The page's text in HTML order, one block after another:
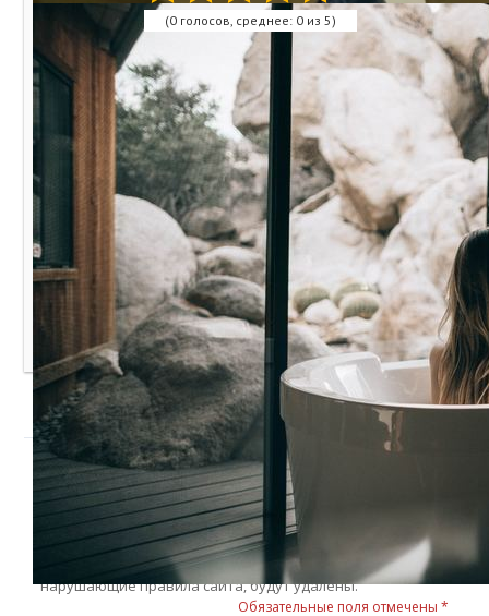
(0 голосов, среднее: 0 из 5)
Поделитесь с друзьями!
Похожие записи:
3 натуральных средства, которые легко заменят
дорогой кондиционер для белья
Как я легко вставляю выпавший шнурок в толстовку с
помощью трубочки для коктейля
Волосатая проблема: как быстро очистить слив ванны
Добавить комментарий
Войти с
помощью:
Уважаемые читатели! Мы не приемлем в комментариях
мат, оскорбления других участников, спам и ссылки на
сторонние ресурсы, враждебные заявления в сторону
администрации и посетителей ресурса. Комментарии,
нарушающие правила сайта, будут удалены.
Обязательные поля отмечены *